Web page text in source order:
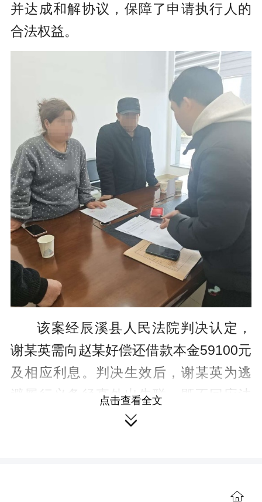
并达成和解协议，保障了申请执行人的
合法权益。
该案经辰溪县人民法院判决认定，
谢某英需向赵某好偿还借款本金59100元
及相应利息。判决生效后，谢某英为逃
避履行义务径直外出失联，既不回应法
院传唤，也不与申请执行人沟通，致使
点击查看全文
